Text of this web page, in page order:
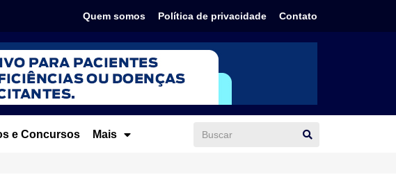
Quem somos Política de privacidade Contato
e Concursos Mais